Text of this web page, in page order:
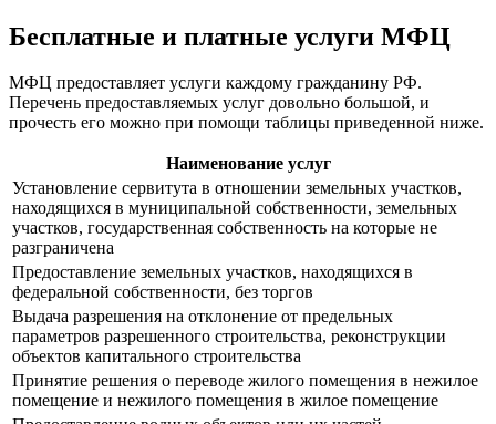
Бесплатные и платные услуги МФЦ
МФЦ предоставляет услуги каждому гражданину РФ.
Перечень предоставляемых услуг довольно большой, и
прочесть его можно при помощи таблицы приведенной ниже.
Наименование услуг
Установление сервитута в отношении земельных участков,
находящихся в муниципальной собственности, земельных
участков, государственная собственность на которые не
разграничена
Предоставление земельных участков, находящихся в
федеральной собственности, без торгов
Выдача разрешения на отклонение от предельных
параметров разрешенного строительства, реконструкции
объектов капитального строительства
Принятие решения о переводе жилого помещения в нежилое
помещение и нежилого помещения в жилое помещение